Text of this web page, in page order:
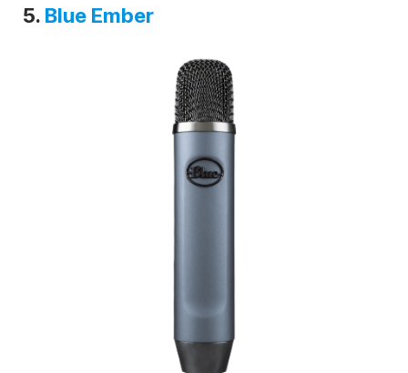
5. Blue Ember